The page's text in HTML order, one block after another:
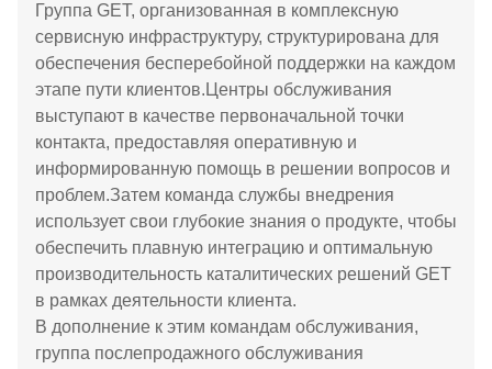
Группа GET, организованная в комплексную
сервисную инфраструктуру, структурирована для
обеспечения бесперебойной поддержки на каждом
этапе пути клиентов.Центры обслуживания
выступают в качестве первоначальной точки
контакта, предоставляя оперативную и
информированную помощь в решении вопросов и
проблем.Затем команда службы внедрения
использует свои глубокие знания о продукте, чтобы
обеспечить плавную интеграцию и оптимальную
производительность каталитических решений GET
в рамках деятельности клиента.
В дополнение к этим командам обслуживания,
группа послепродажного обслуживания